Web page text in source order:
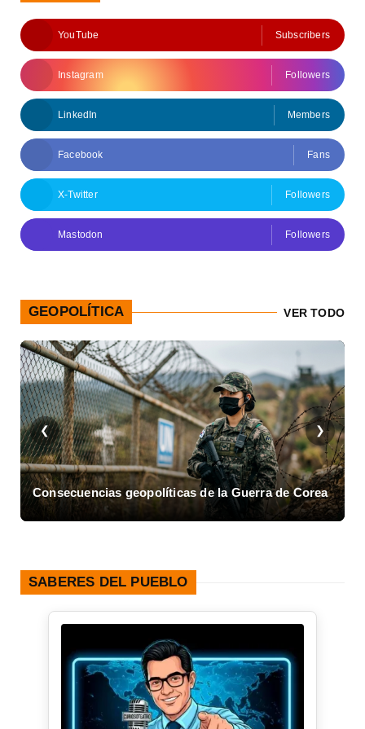
YouTube Subscribers
Instagram Followers
LinkedIn Members
Facebook Fans
X-Twitter Followers
Mastodon Followers
GEOPOLÍTICA VER TODO
❮
de la Guerra de Corea Asalto al Cuartel
❯
SABERES DEL PUEBLO